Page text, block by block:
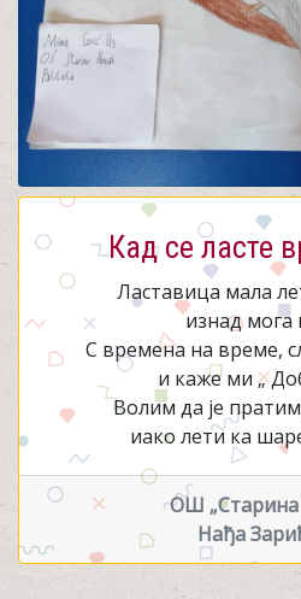
Кад се ласте
Ластавица мала
изнад мога
С времена на време,
и каже ми „
Волим да је пратим
иако лети ка
ОШ „Старина
Нађа